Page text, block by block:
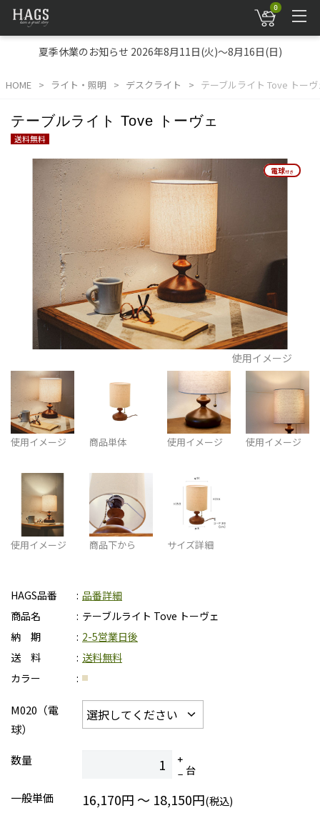
0
夏季休業のお知らせ 2026年8月11日(火)～8月16日(日)
HOME ライト・照明 デスクライト テーブルライト Tove トー
テーブルライト Tove トーヴェ
送料無料
電球付き
電球付き
使用イメージ
使用イメージ 商品単体 使用イメージ 使用イメージ
使用イメージ 商品下から サイズ詳細
HAGS品番
品番詳細
商品名
テーブルライト Tove トーヴェ
納 期
2-5営業日後
送 料
送料無料
カラー
M020（電
球）
数量
台
一般単価
16,170円 ～ 18,150円(税込)